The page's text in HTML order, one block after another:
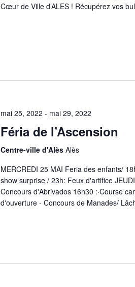
Cœur de Ville d’ALES ! Récupérez vos
mai 25, 2022 - mai 29, 2022
Féria de l’Ascension
Centre-ville d'Alès Alès
MERCREDI 25 MAI Feria des enfants/
show surprise / 23h: Feux d'artifice
Concours d'Abrivados 16h30 :·Course
d'ouverture - Concours de Manades/